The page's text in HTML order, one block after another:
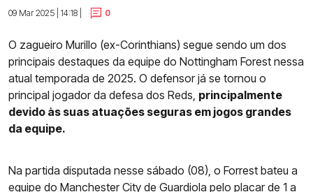
09 Mar 2025 | 14:18 |
0
O zagueiro Murillo (ex-Corinthians) segue sendo um dos
principais destaques da equipe do Nottingham Forest nessa
atual temporada de 2025. O defensor já se tornou o
principal jogador da defesa dos Reds, principalmente
devido às suas atuações seguras em jogos grandes
da equipe.
Na partida disputada nesse sábado (08), o Forrest bateu a
equipe do Manchester City de Guardiola pelo placar de 1 a